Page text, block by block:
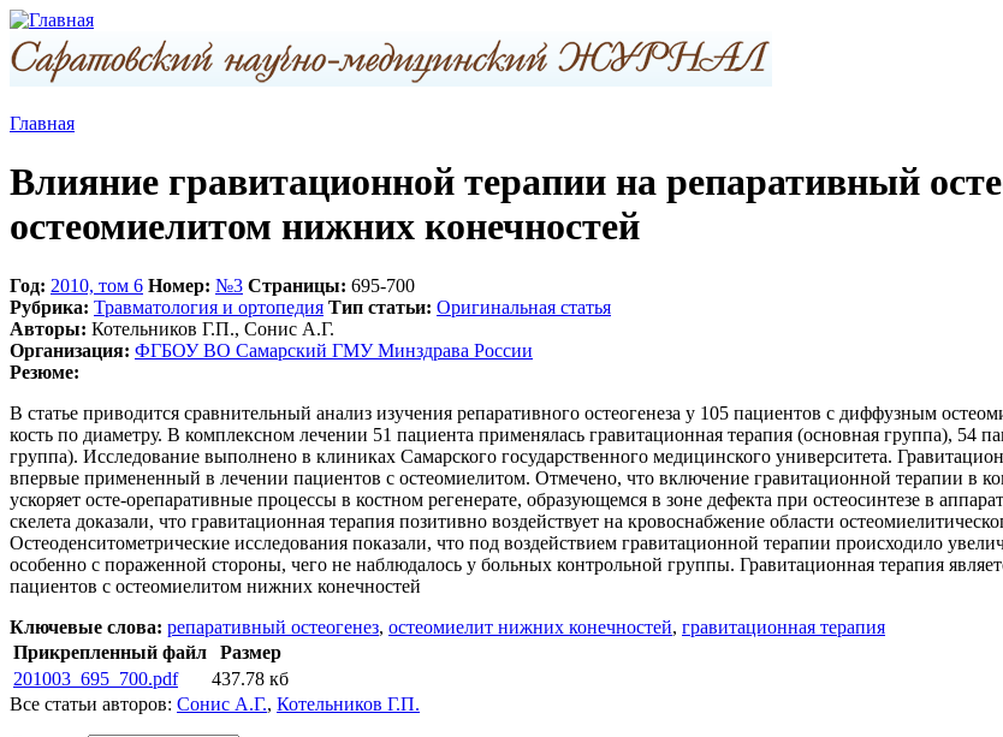
Главная
Влияние гравитационной терапии на репаративный
остеомиелитом нижних конечностей
Год: 2010, том 6 Номер: №3 Страницы: 695-700
Рубрика: Травматология и ортопедия Тип статьи: Оригинальная статья
Авторы: Котельников Г.П., Сонис А.Г.
Организация: ФГБОУ ВО Самарский ГМУ Минздрава России
Резюме:
В статье приводится сравнительный анализ изучения репаративного остеогенеза у 105 пациентов с диффузным
кость по диаметру. В комплексном лечении 51 пациента применялась гравитационная терапия (основная группа),
группа). Исследование выполнено в клиниках Самарского государственного медицинского университета.
впервые примененный в лечении пациентов с остеомиелитом. Отмечено, что включение гравитационной терапии в
ускоряет осте-орепаративные процессы в костном регенерате, образующемся в зоне дефекта при остеосинтезе в
скелета доказали, что гравитационная терапия позитивно воздействует на кровоснабжение области
Остеоденситометрические исследования показали, что под воздействием гравитационной терапии происходило
особенно с пораженной стороны, чего не наблюдалось у больных контрольной группы. Гравитационная терапия
пациентов с остеомиелитом нижних конечностей
Ключевые слова: репаративный остеогенез, остеомиелит нижних конечностей, гравитационная терапия
Прикрепленный файл
Размер
201003_695_700.pdf
437.78 кб
Все статьи авторов: Сонис А.Г., Котельников Г.П.